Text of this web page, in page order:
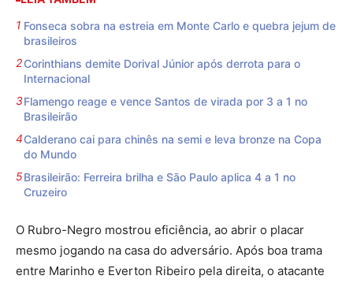
Fonseca sobra na estreia em Monte Carlo e quebra jejum de
brasileiros
Corinthians demite Dorival Júnior após derrota para o
Internacional
Flamengo reage e vence Santos de virada por 3 a 1 no
Brasileirão
Calderano cai para chinês na semi e leva bronze na Copa
do Mundo
Brasileirão: Ferreira brilha e São Paulo aplica 4 a 1 no
Cruzeiro
O Rubro-Negro mostrou eficiência, ao abrir o placar
mesmo jogando na casa do adversário. Após boa trama
entre Marinho e Everton Ribeiro pela direita, o atacante